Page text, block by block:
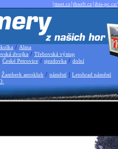
|ttnet.cz|thsoft.cz|ibis-pc.cz/
/ Alma
dvojka / Třebovská výstup
České Petrovice / sjezdovka / dolní
Žamberk aeroklub / náměstí | Letohrad náměstí